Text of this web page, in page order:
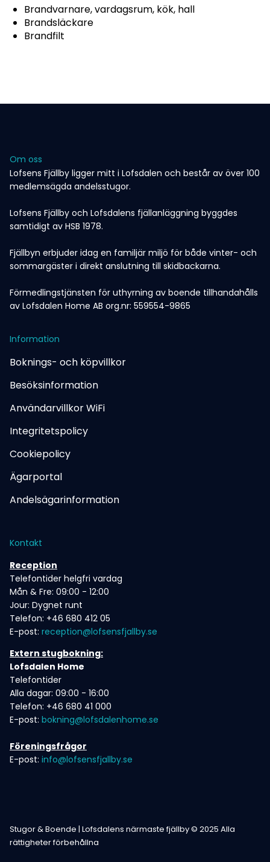
Brandvarnare, vardagsrum, kök, hall
Brandsläckare
Brandfilt
Om oss
Lofsens Fjällby ligger mitt i Lofsdalen och består av över 100
medlemsägda andelsstugor.
Lofsens Fjällby och Lofsdalens fjällanläggning byggdes
samtidigt av HSB 1978.
Fjällbyn erbjuder idag en familjär miljö för både vinter- och
sommargäster i direkt anslutning till skidbackarna.
Förmedlingstjänsten för uthyrning av boende tillhandahålls
av Lofsdalen Home AB org.nr: 559554-9865
Information
Boknings- och köpvillkor
Besöksinformation
Användarvillkor WiFi
Integritetspolicy
Cookiepolicy
Ägarportal
Andelsägarinformation
Kontakt
Reception
Telefontider helgfri vardag
Mån & Fre: 09:00 - 12:00
Jour: Dygnet runt
Telefon: +46 680 412 05
E-post: reception@lofsensfjallby.se
Extern stugbokning:
Lofsdalen Home
Telefontider
Alla dagar: 09:00 - 16:00
Telefon: +46 680 41 000
E-post: bokning@lofsdalenhome.se
Föreningsfrågor
E-post: info@lofsensfjallby.se
Stugor & Boende | Lofsdalens närmaste fjällby © 2025 Alla
rättigheter förbehållna